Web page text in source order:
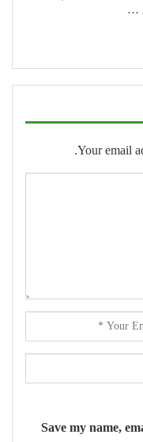
Your email
Save my name,